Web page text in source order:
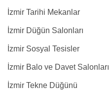
İzmir Tarihi Mekanlar
İzmir Düğün Salonları
İzmir Sosyal Tesisler
İzmir Balo ve Davet Salonları
İzmir Tekne Düğünü